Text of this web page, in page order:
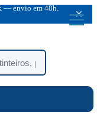
— envio em 48h.
×